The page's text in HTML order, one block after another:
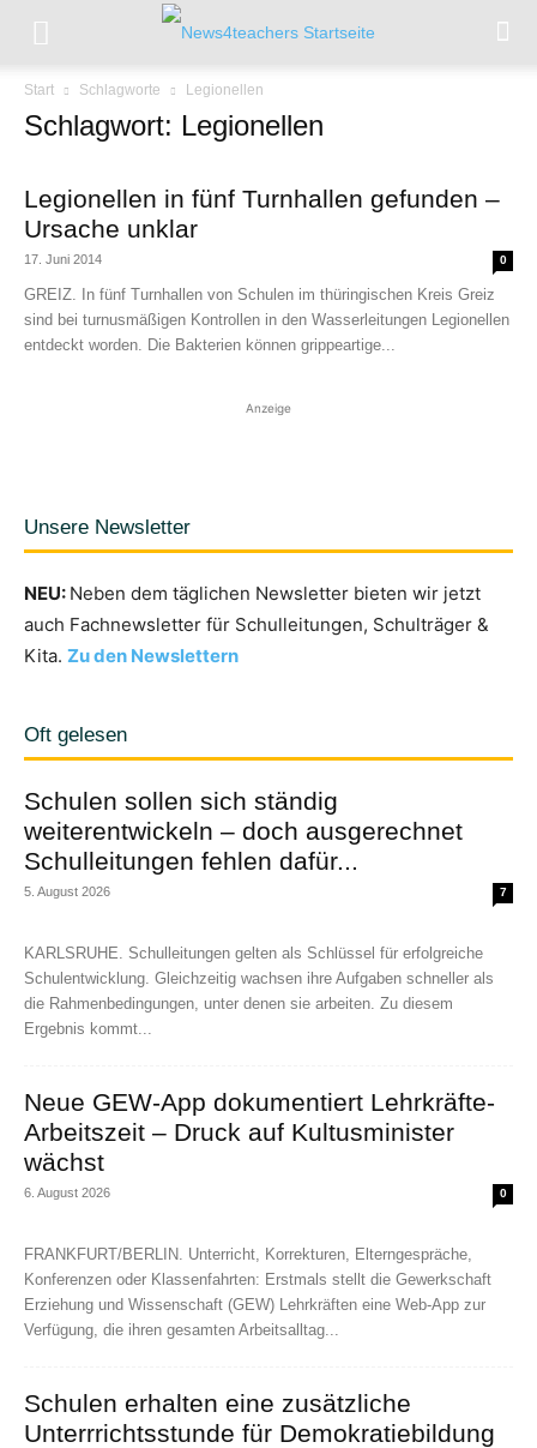
Start Schlagworte Legionellen
Schlagwort: Legionellen
Legionellen in fünf Turnhallen gefunden –
Ursache unklar
17. Juni 2014 0
GREIZ. In fünf Turnhallen von Schulen im thüringischen Kreis Greiz
sind bei turnusmäßigen Kontrollen in den Wasserleitungen Legionellen
entdeckt worden. Die Bakterien können grippeartige...
Anzeige
Unsere Newsletter
NEU: Neben dem täglichen Newsletter bieten wir jetzt
auch Fachnewsletter für Schulleitungen, Schulträger &
Kita. Zu den Newslettern
Oft gelesen
Schulen sollen sich ständig
weiterentwickeln – doch ausgerechnet
Schulleitungen fehlen dafür...
5. August 2026 7
KARLSRUHE. Schulleitungen gelten als Schlüssel für erfolgreiche
Schulentwicklung. Gleichzeitig wachsen ihre Aufgaben schneller als
die Rahmenbedingungen, unter denen sie arbeiten. Zu diesem
Ergebnis kommt...
Neue GEW-App dokumentiert Lehrkräfte-
Arbeitszeit – Druck auf Kultusminister
wächst
6. August 2026 0
FRANKFURT/BERLIN. Unterricht, Korrekturen, Elterngespräche,
Konferenzen oder Klassenfahrten: Erstmals stellt die Gewerkschaft
Erziehung und Wissenschaft (GEW) Lehrkräften eine Web-App zur
Verfügung, die ihren gesamten Arbeitsalltag...
Schulen erhalten eine zusätzliche
Unterrrichtsstunde für Demokratiebildung